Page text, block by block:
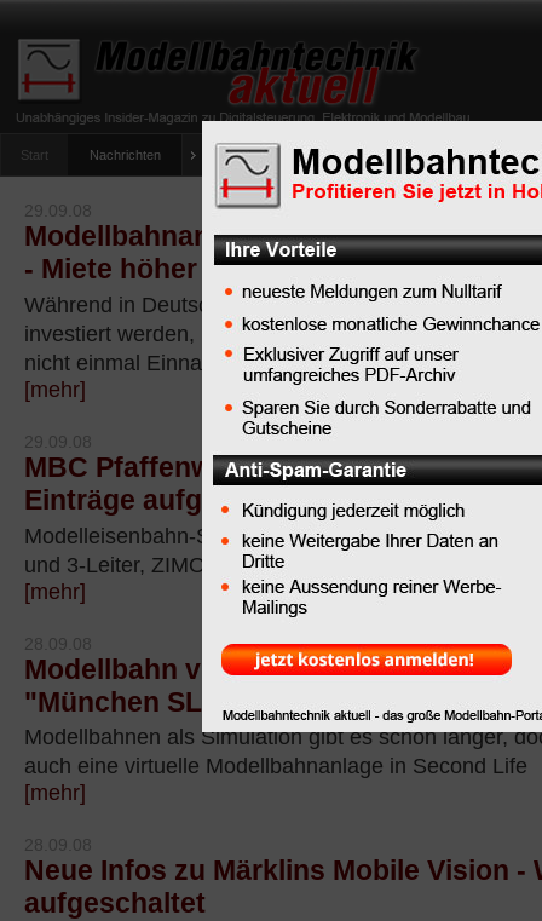
Start Nachrichten Tipps Newsletter Archiv Magazin
umfrage-viessmann-multiprotokoll-lichtdecoder
29.09.08
Modellbahnanlage Interlaken droht
- Miete höher als Einnahmen
Während in Deutschland Millionen in neue
investiert werden, hat die bekannte und beliebte
nicht einmal Einnahmen genug für die Miete!
[mehr]
29.09.08
MBC Pfaffenwinkel e.V. in Modellbahn-
Einträge aufgenommen
Modelleisenbahn-Site des Monats Mai 2004, H0-
und 3-Leiter, ZIMO
[mehr]
28.09.08
Modellbahn virtuell beim Oktoberfest
"München SL" von Second Life
Modellbahnen als Simulation gibt es schon länger,
auch eine virtuelle Modellbahnanlage in Second Life
[mehr]
28.09.08
Neue Infos zu Märklins Mobile Vision -
aufgeschaltet